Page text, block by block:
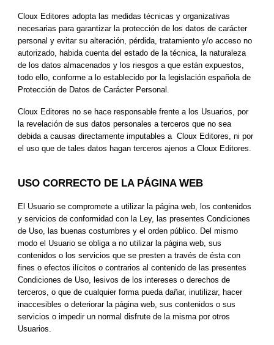
Cloux Editores adopta las medidas técnicas y organizativas
necesarias para garantizar la protección de los datos de carácter
personal y evitar su alteración, pérdida, tratamiento y/o acceso no
autorizado, habida cuenta del estado de la técnica, la naturaleza
de los datos almacenados y los riesgos a que están expuestos,
todo ello, conforme a lo establecido por la legislación española de
Protección de Datos de Carácter Personal.
Cloux Editores no se hace responsable frente a los Usuarios, por
la revelación de sus datos personales a terceros que no sea
debida a causas directamente imputables a  Cloux Editores, ni por
el uso que de tales datos hagan terceros ajenos a Cloux Editores.
USO CORRECTO DE LA PÁGINA WEB
El Usuario se compromete a utilizar la página web, los contenidos
y servicios de conformidad con la Ley, las presentes Condiciones
de Uso, las buenas costumbres y el orden público. Del mismo
modo el Usuario se obliga a no utilizar la página web, sus
contenidos o los servicios que se presten a través de ésta con
fines o efectos ilícitos o contrarios al contenido de las presentes
Condiciones de Uso, lesivos de los intereses o derechos de
terceros, o que de cualquier forma pueda dañar, inutilizar, hacer
inaccesibles o deteriorar la página web, sus contenidos o sus
servicios o impedir un normal disfrute de la misma por otros
Usuarios.